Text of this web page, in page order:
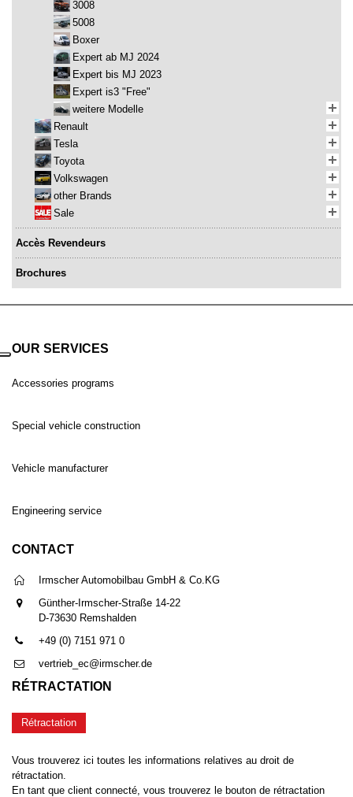
3008
5008
Boxer
Expert ab MJ 2024
Expert bis MJ 2023
Expert is3 "Free"
weitere Modelle
Renault
Tesla
Toyota
Volkswagen
other Brands
Sale
Accès Revendeurs
Brochures
OUR SERVICES
Accessories programs
Special vehicle construction
Vehicle manufacturer
Engineering service
CONTACT
Irmscher Automobilbau GmbH & Co.KG
Günther-Irmscher-Straße 14-22
D-73630 Remshalden
+49 (0) 7151 971 0
vertrieb_ec@irmscher.de
RÉTRACTATION
Rétractation
Vous trouverez ici toutes les informations relatives au droit de
rétractation.
En tant que client connecté, vous trouverez le bouton de rétractation